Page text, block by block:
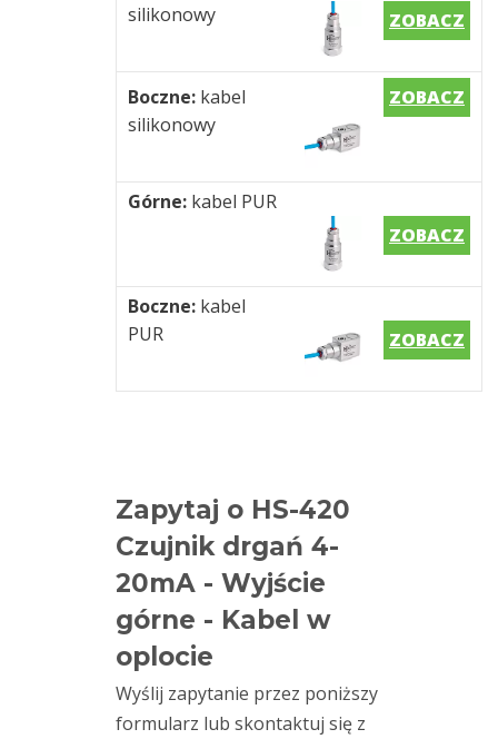
silikonowy
ZOBACZ
Boczne: kabel
silikonowy
ZOBACZ
Górne: kabel PUR
ZOBACZ
Boczne: kabel
PUR
ZOBACZ
Zapytaj o HS-420
Czujnik drgań 4-
20mA - Wyjście
górne - Kabel w
oplocie
Wyślij zapytanie przez poniższy
formularz lub skontaktuj się z